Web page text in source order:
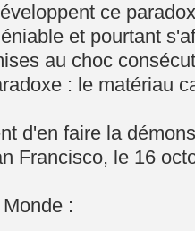
ce
et pourtant
au choc
: le matériau
d'en faire la
Francisco, le 16
: